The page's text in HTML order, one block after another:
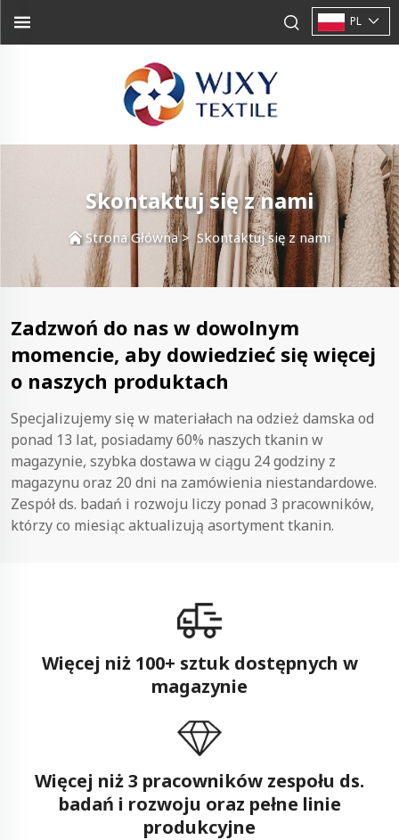
PL
Skontaktuj się z nami
Strona Główna>Skontaktuj się z nami
Zadzwoń do nas w dowolnym
momencie, aby dowiedzieć się więcej
o naszych produktach
Specjalizujemy się w materiałach na odzież damska od
ponad 13 lat, posiadamy 60% naszych tkanin w
magazynie, szybka dostawa w ciągu 24 godziny z
magazynu oraz 20 dni na zamówienia niestandardowe.
Zespół ds. badań i rozwoju liczy ponad 3 pracowników,
którzy co miesiąc aktualizują asortyment tkanin.
Więcej niż 100+ sztuk dostępnych w
magazynie
Więcej niż 3 pracowników zespołu ds.
badań i rozwoju oraz pełne linie
produkcyjne